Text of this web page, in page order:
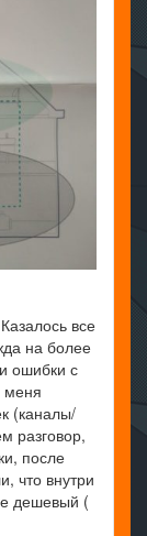
все
на более
ошибки с
меня
(каналы/
разговор,
после
что внутри
дешевый (